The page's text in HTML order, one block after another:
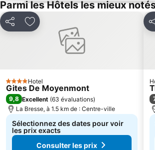
Parmi les Hôtels les mieux
PartagerAjouter à mes favoris
4 ÉtoilesHotel
Gites De Moyenmont
9,8 Excellent (63 évaluations)
La Bresse, à 1.5 km de : Centre-ville
Sélectionnez des dates pour voir
les prix exacts
Consulter les prix